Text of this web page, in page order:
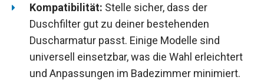
Kompatibilität: Stelle sicher, dass der
Duschfilter gut zu deiner bestehenden
Duscharmatur passt. Einige Modelle sind
universell einsetzbar, was die Wahl erleichtert
und Anpassungen im Badezimmer minimiert.